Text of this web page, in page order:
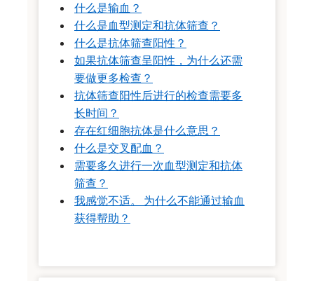
什么是输血？
什么是血型测定和抗体筛查？
什么是抗体筛查阳性？
如果抗体筛查呈阳性，为什么还需
要做更多检查？
抗体筛查阳性后进行的检查需要多
长时间？
存在红细胞抗体是什么意思？
什么是交叉配血？
需要多久进行一次血型测定和抗体
筛查？
我感觉不适。 为什么不能通过输血
获得帮助？